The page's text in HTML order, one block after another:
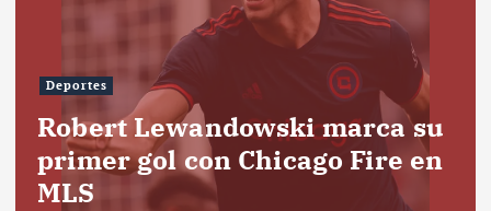
Deportes
Robert Lewandowski marca su
primer gol con Chicago Fire en
MLS